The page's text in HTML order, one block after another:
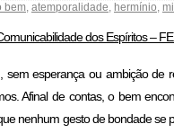
bem, atemporalidade, hermínio,
dos Espíritos –
sem esperança ou ambição de
Afinal de contas, o bem
nenhum gesto de bondade